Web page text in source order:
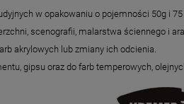
w opakowaniu o pojemności 50g i
scenografii, malarstwa ściennego i
akrylowych lub zmiany ich odcienia.
gipsu oraz do farb temperowych,